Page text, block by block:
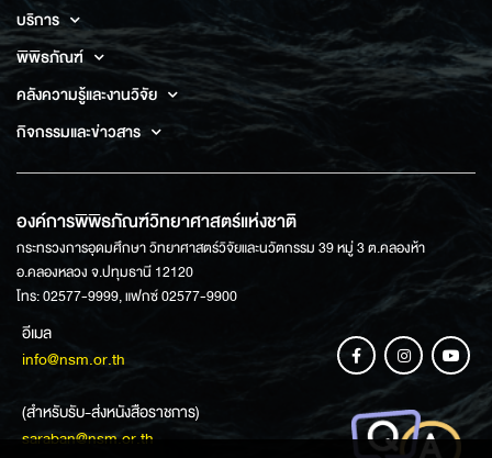
บริการ
พิพิธภัณฑ์
คลังความรู้และงานวิจัย
กิจกรรมและข่าวสาร
องค์การพิพิธภัณฑ์วิทยาศาสตร์แห่งชาติ
กระทรวงการอุดมศึกษา วิทยาศาสตร์วิจัยและนวัตกรรม 39 หมู่ 3 ต.คลองห้า
อ.คลองหลวง จ.ปทุมธานี 12120
โทร: 02577-9999, แฟกซ์ 02577-9900
อีเมล
info@nsm.or.th
(สำหรับรับ-ส่งหนังสือราชการ)
saraban@nsm.or.th